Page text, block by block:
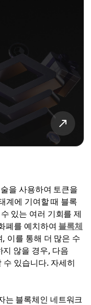
을 사용하여 토큰을
계에 기여할 때 블록
있는 여러 기회를 제
폐를 예치하여 블록체
, 이를 통해 더 많은 수
않을 경우, 다음
수 있습니다. 자세히
는 블록체인 네트워크